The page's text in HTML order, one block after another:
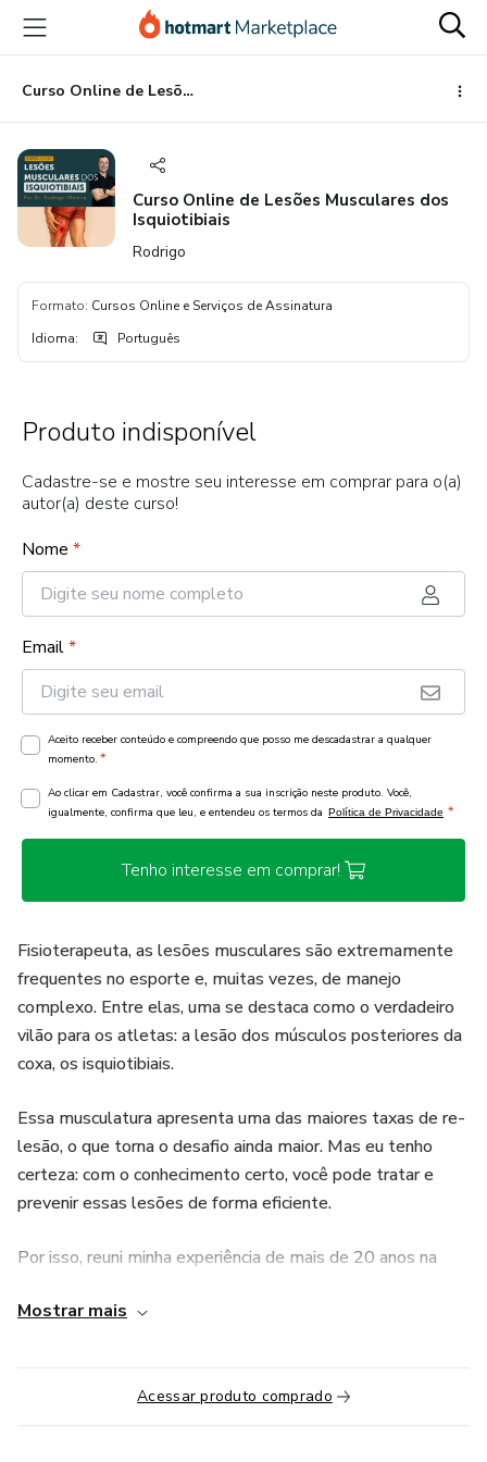
para
conteúdo
principal
para
pagamento
para
rodapé
Curso Online de Lesões Musculares dos Isquiotibiais
Curso Online de Lesões Musculares dos
Isquiotibiais
Rodrigo
Formato: Cursos Online e Serviços de Assinatura
Idioma: Português
Produto indisponível
Cadastre-se e mostre seu interesse em comprar para o(a)
autor(a) deste curso!
Nome *
Email*
Aceito receber conteúdo e compreendo que posso me descadastrar a qualquer
momento. *
Ao clicar em Cadastrar, você confirma a sua inscrição neste produto. Você,
igualmente, confirma que leu, e entendeu os termos da Política de Privacidade *
Tenho interesse em comprar!
Fisioterapeuta, as lesões musculares são extremamente
frequentes no esporte e, muitas vezes, de manejo
complexo. Entre elas, uma se destaca como o verdadeiro
vilão para os atletas: a lesão dos músculos posteriores da
coxa, os isquiotibiais.
Essa musculatura apresenta uma das maiores taxas de re-
lesão, o que torna o desafio ainda maior. Mas eu tenho
certeza: com o conhecimento certo, você pode tratar e
prevenir essas lesões de forma eficiente.
Por isso, reuni minha experiência de mais de 20 anos na
científicas disponíveis, para criar um curso direto ao ponto,
das lesões musculares dos isquiotibiais.
Além de um conteúdo completo e baseado em ciência,
Mostrar mais
Acessar produto comprado